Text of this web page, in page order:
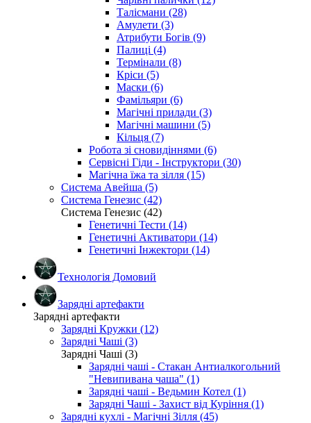
Талісмани (28)
Амулети (3)
Атрибути Богів (9)
Палиці (4)
Термінали (8)
Кріси (5)
Маски (6)
Фамільяри (6)
Магічні прилади (3)
Магічні машини (5)
Кільця (7)
Робота зі сновидіннями (6)
Сервісні Гіди - Інструктори (30)
Магічна їжа та зілля (15)
Система Авейша (5)
Система Генезис (42)
Система Генезис (42)
Генетичні Тести (14)
Генетичні Активатори (14)
Генетичні Інжектори (14)
Технологія Домовий
Зарядні артефакти
Зарядні артефакти
Зарядні Кружки (12)
Зарядні Чаші (3)
Зарядні Чаші (3)
Зарядні чаші - Стакан Антиалкогольний
"Невипивана чаша" (1)
Зарядні чаші - Ведьмин Котел (1)
Зарядні Чаші - Захист від Куріння (1)
Зарядні кухлі - Магічні Зілля (45)